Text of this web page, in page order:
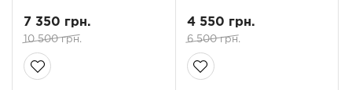
7 350 грн.
10 500 грн.
4 550 грн.
6 500 грн.